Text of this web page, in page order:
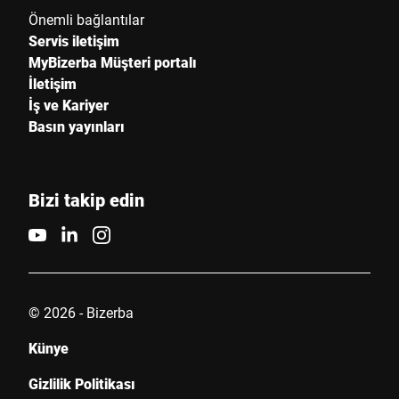
Önemli bağlantılar
Servis iletişim
MyBizerba Müşteri portalı
İletişim
İş ve Kariyer
Basın yayınları
Bizi takip edin
© 2026 - Bizerba
Künye
Gizlilik Politikası